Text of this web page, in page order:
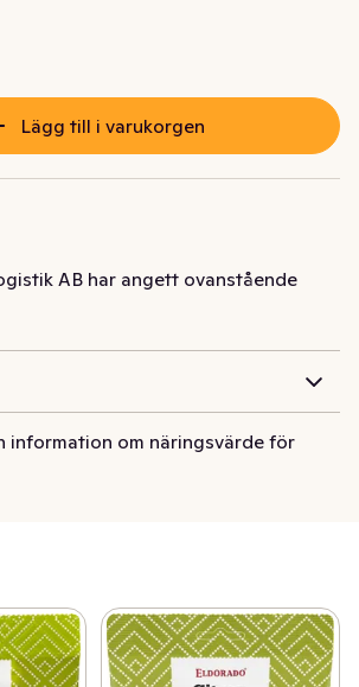
kr
/kg
Lägg till i varukorgen
AB har angett ovanstående
information om näringsvärde för